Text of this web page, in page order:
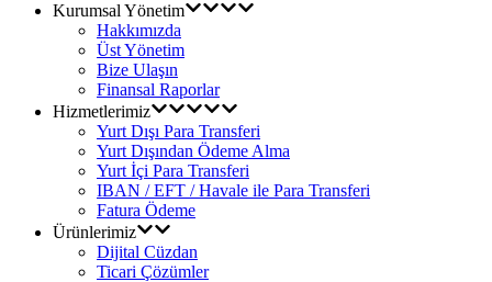
Kurumsal Yönetim
Hakkımızda
Üst Yönetim
Bize Ulaşın
Finansal Raporlar
Hizmetlerimiz
Yurt Dışı Para Transferi
Yurt Dışından Ödeme Alma
Yurt İçi Para Transferi
IBAN / EFT / Havale ile Para Transferi
Fatura Ödeme
Ürünlerimiz
Dijital Cüzdan
Ticari Çözümler